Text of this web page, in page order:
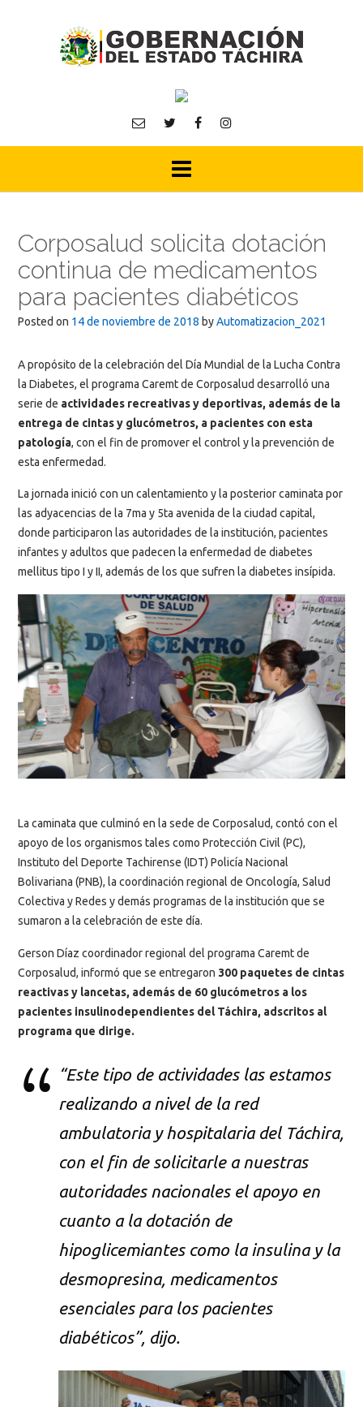
Corposalud solicita dotación
continua de medicamentos
para pacientes diabéticos
Posted on 14 de noviembre de 2018 byAutomatizacion_2021
A propósito de la celebración del Día Mundial de la Lucha Contra
la Diabetes, el programa Caremt de Corposalud desarrolló una
serie de actividades recreativas y deportivas, además de la
entrega de cintas y glucómetros, a pacientes con esta
patología, con el fin de promover el control y la prevención de
esta enfermedad.
La jornada inició con un calentamiento y la posterior caminata por
las adyacencias de la 7ma y 5ta avenida de la ciudad capital,
donde participaron las autoridades de la institución, pacientes
infantes y adultos que padecen la enfermedad de diabetes
mellitus tipo I y II, además de los que sufren la diabetes insípida.
La caminata que culminó en la sede de Corposalud, contó con el
apoyo de los organismos tales como Protección Civil (PC),
Instituto del Deporte Tachirense (IDT) Policía Nacional
Bolivariana (PNB), la coordinación regional de Oncología, Salud
Colectiva y Redes y demás programas de la institución que se
sumaron a la celebración de este día.
Gerson Díaz coordinador regional del programa Caremt de
Corposalud, informó que se entregaron 300 paquetes de cintas
reactivas y lancetas, además de 60 glucómetros a los
pacientes insulinodependientes del Táchira, adscritos al
programa que dirige.
“Este tipo de actividades las estamos
realizando a nivel de la red
ambulatoria y hospitalaria del Táchira,
con el fin de solicitarle a nuestras
autoridades nacionales el apoyo en
cuanto a la dotación de
hipoglicemiantes como la insulina y la
desmopresina, medicamentos
esenciales para los pacientes
diabéticos”, dijo.